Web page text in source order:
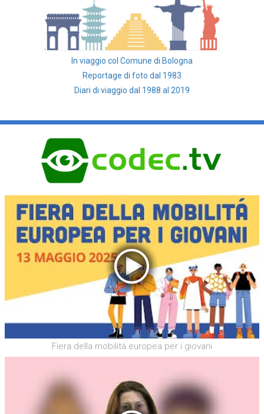
In viaggio col Comune di Bologna
Reportage di foto dal 1983
Diari di viaggio dal 1988 al 2019
Fiera della mobilità europea per i giovani